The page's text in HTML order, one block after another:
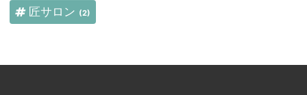
匠サロン (2)